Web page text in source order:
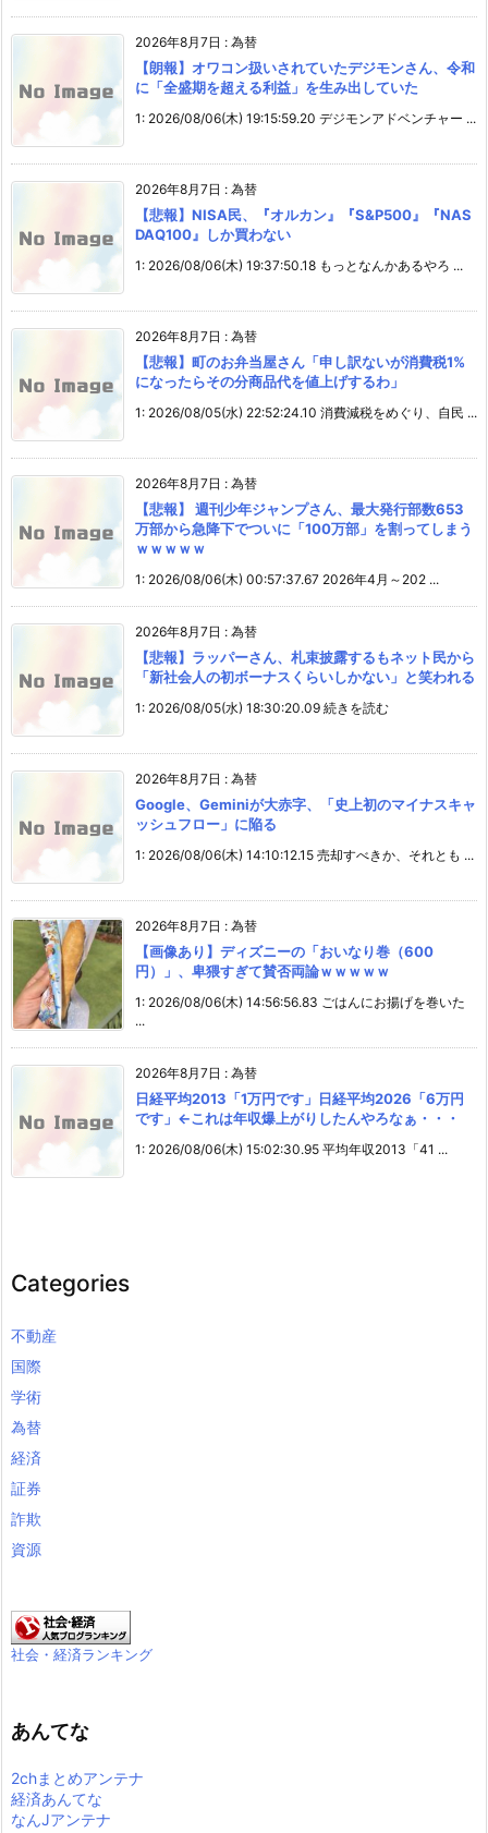
2026年8月7日 : 為替
【朗報】オワコン扱いされていたデジモンさん、令和
に「全盛期を超える利益」を生み出していた
1: 2026/08/06(木) 19:15:59.20 デジモンアドベンチャー ...
2026年8月7日 : 為替
【悲報】NISA民、『オルカン』『S&P500』『NAS
DAQ100』しか買わない
1: 2026/08/06(木) 19:37:50.18 もっとなんかあるやろ ...
2026年8月7日 : 為替
【悲報】町のお弁当屋さん「申し訳ないが消費税1%
になったらその分商品代を値上げするわ」
1: 2026/08/05(水) 22:52:24.10 消費減税をめぐり、自民 ...
2026年8月7日 : 為替
【悲報】 週刊少年ジャンプさん、最大発行部数653
万部から急降下でついに「100万部」を割ってしまう
ｗｗｗｗｗ
1: 2026/08/06(木) 00:57:37.67 2026年4月～202 ...
2026年8月7日 : 為替
【悲報】ラッパーさん、札束披露するもネット民から
「新社会人の初ボーナスくらいしかない」と笑われる
1: 2026/08/05(水) 18:30:20.09 続きを読む
2026年8月7日 : 為替
Google、Geminiが大赤字、「史上初のマイナスキャ
ッシュフロー」に陥る
1: 2026/08/06(木) 14:10:12.15 売却すべきか、それとも ...
2026年8月7日 : 為替
【画像あり】ディズニーの「おいなり巻（600
円）」、卑猥すぎて賛否両論ｗｗｗｗｗ
1: 2026/08/06(木) 14:56:56.83 ごはんにお揚げを巻いた
...
2026年8月7日 : 為替
日経平均2013「1万円です」日経平均2026「6万円
です」←これは年収爆上がりしたんやろなぁ・・・
1: 2026/08/06(木) 15:02:30.95 平均年収2013「41 ...
Categories
不動産
国際
学術
為替
経済
証券
詐欺
資源
社会・経済ランキング
あんてな
2chまとめアンテナ
経済あんてな
なんJアンテナ